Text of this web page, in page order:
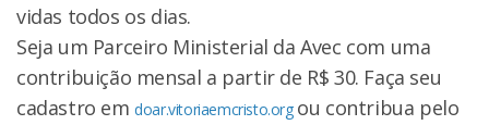
vidas todos os dias.
Seja um Parceiro Ministerial da Avec com uma
contribuição mensal a partir de R$ 30. Faça seu
cadastro emdoar.vitoriaemcristo.org ou contribua pelo